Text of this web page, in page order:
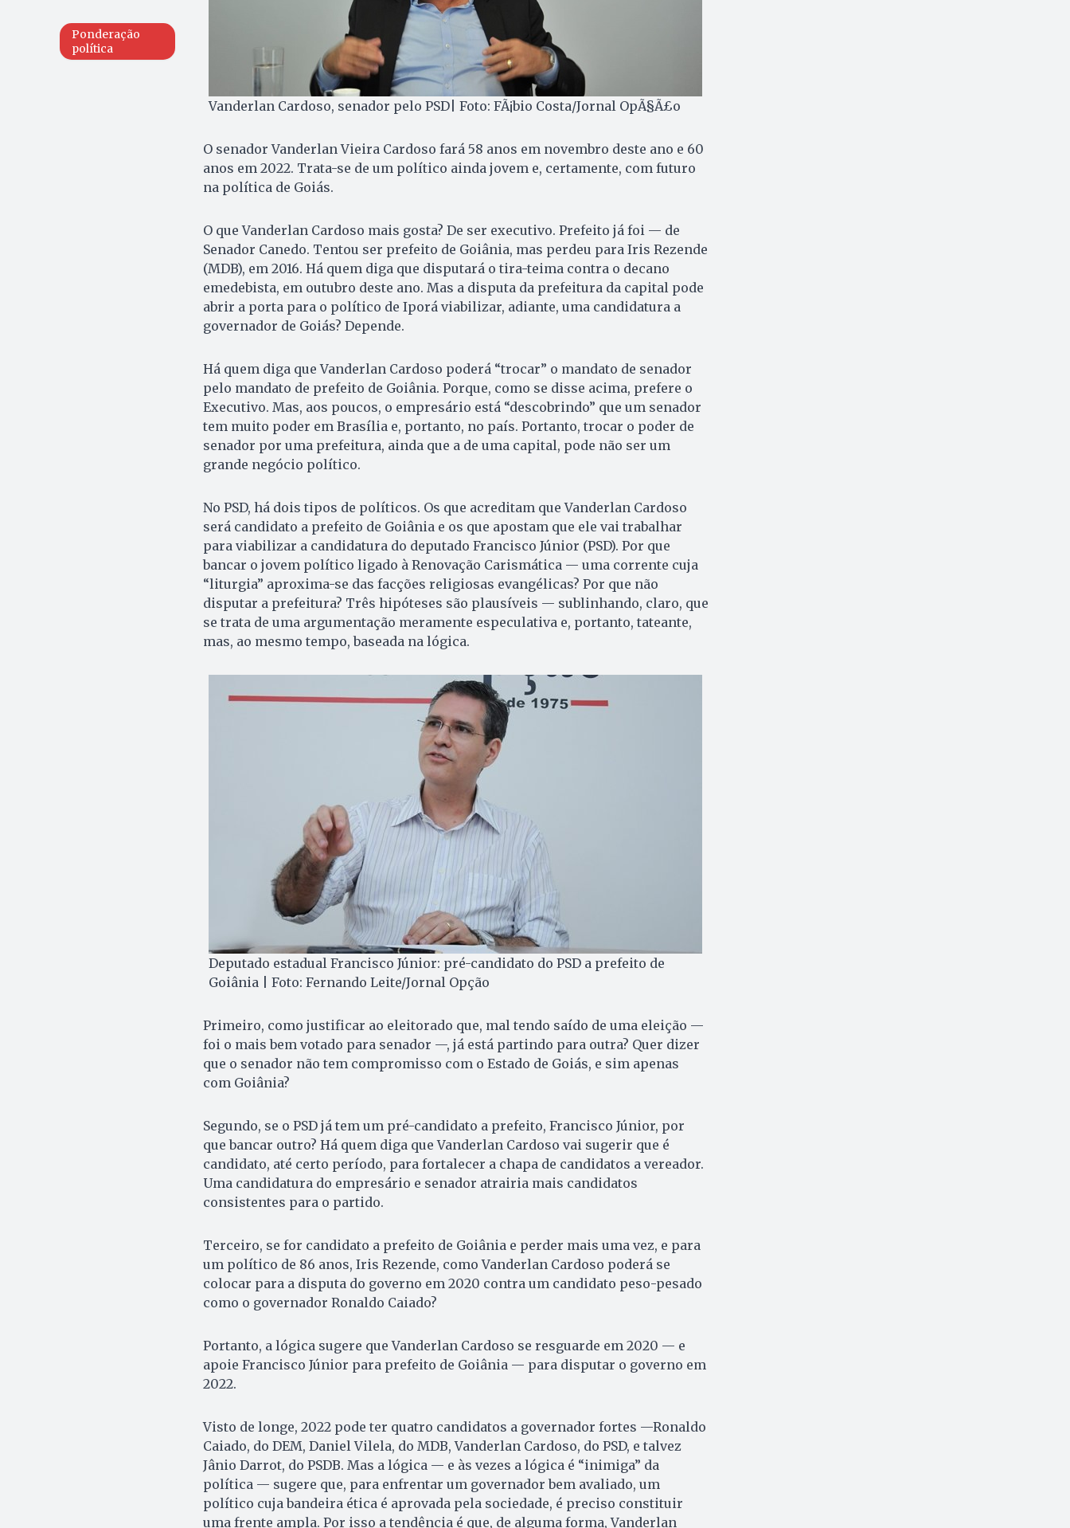
Ponderação
política
Vanderlan Cardoso, senador pelo PSD| Foto: FÃ¡bio Costa/Jornal OpÃ§Ã£o
O senador Vanderlan Vieira Cardoso fará 58 anos em novembro deste ano e 60
anos em 2022. Trata-se de um político ainda jovem e, certamente, com futuro
na política de Goiás.
O que Vanderlan Cardoso mais gosta? De ser executivo. Prefeito já foi — de
Senador Canedo. Tentou ser prefeito de Goiânia, mas perdeu para Iris Rezende
(MDB), em 2016. Há quem diga que disputará o tira-teima contra o decano
emedebista, em outubro deste ano. Mas a disputa da prefeitura da capital pode
abrir a porta para o político de Iporá viabilizar, adiante, uma candidatura a
governador de Goiás? Depende.
Há quem diga que Vanderlan Cardoso poderá “trocar” o mandato de senador
pelo mandato de prefeito de Goiânia. Porque, como se disse acima, prefere o
Executivo. Mas, aos poucos, o empresário está “descobrindo” que um senador
tem muito poder em Brasília e, portanto, no país. Portanto, trocar o poder de
senador por uma prefeitura, ainda que a de uma capital, pode não ser um
grande negócio político.
No PSD, há dois tipos de políticos. Os que acreditam que Vanderlan Cardoso
será candidato a prefeito de Goiânia e os que apostam que ele vai trabalhar
para viabilizar a candidatura do deputado Francisco Júnior (PSD). Por que
bancar o jovem político ligado à Renovação Carismática — uma corrente cuja
“liturgia” aproxima-se das facções religiosas evangélicas? Por que não
disputar a prefeitura? Três hipóteses são plausíveis — sublinhando, claro, que
se trata de uma argumentação meramente especulativa e, portanto, tateante,
mas, ao mesmo tempo, baseada na lógica.
Deputado estadual Francisco Júnior: pré-candidato do PSD a prefeito de
Goiânia | Foto: Fernando Leite/Jornal Opção
Primeiro, como justificar ao eleitorado que, mal tendo saído de uma eleição —
foi o mais bem votado para senador —, já está partindo para outra? Quer dizer
que o senador não tem compromisso com o Estado de Goiás, e sim apenas
com Goiânia?
Segundo, se o PSD já tem um pré-candidato a prefeito, Francisco Júnior, por
que bancar outro? Há quem diga que Vanderlan Cardoso vai sugerir que é
candidato, até certo período, para fortalecer a chapa de candidatos a vereador.
Uma candidatura do empresário e senador atrairia mais candidatos
consistentes para o partido.
Terceiro, se for candidato a prefeito de Goiânia e perder mais uma vez, e para
um político de 86 anos, Iris Rezende, como Vanderlan Cardoso poderá se
colocar para a disputa do governo em 2020 contra um candidato peso-pesado
como o governador Ronaldo Caiado?
Portanto, a lógica sugere que Vanderlan Cardoso se resguarde em 2020 — e
apoie Francisco Júnior para prefeito de Goiânia — para disputar o governo em
2022.
Visto de longe, 2022 pode ter quatro candidatos a governador fortes —Ronaldo
Caiado, do DEM, Daniel Vilela, do MDB, Vanderlan Cardoso, do PSD, e talvez
Jânio Darrot, do PSDB. Mas a lógica — e às vezes a lógica é “inimiga” da
política — sugere que, para enfrentar um governador bem avaliado, um
político cuja bandeira ética é aprovada pela sociedade, é preciso constituir
uma frente ampla. Por isso a tendência é que, de alguma forma, Vanderlan